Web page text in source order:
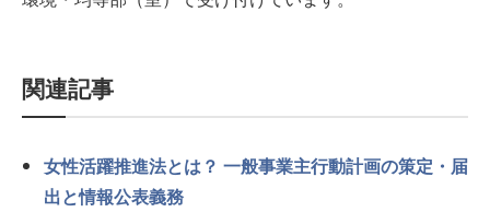
関連記事
女性活躍推進法とは？ 一般事業主行動計画の策定・届
出と情報公表義務